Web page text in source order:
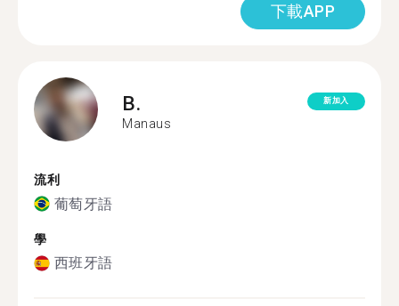
下載APP
B.
Manaus
新加入
流利
葡萄牙語
學
西班牙語